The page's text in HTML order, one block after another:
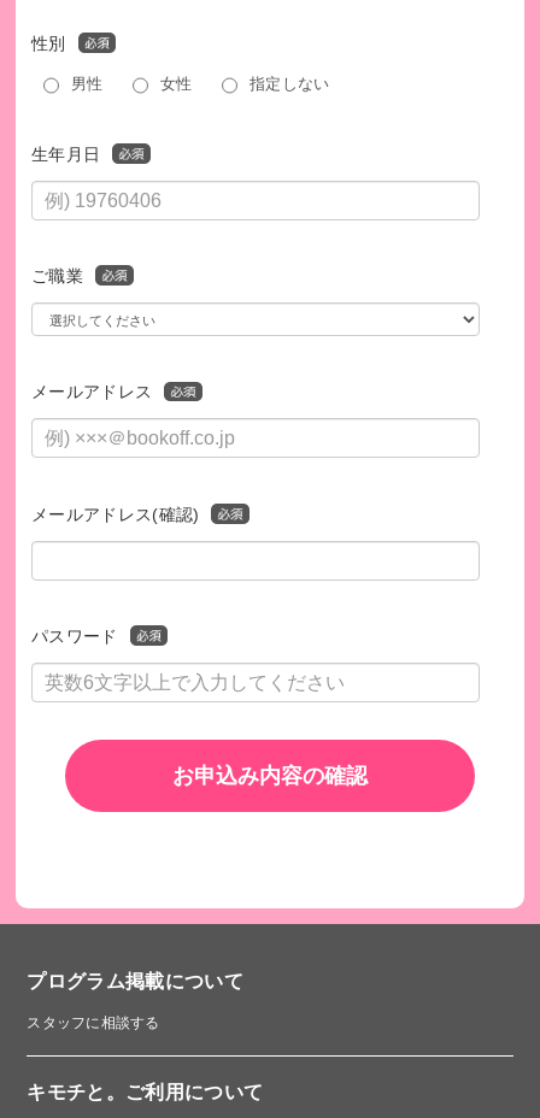
性別
男性 女性 指定しない
生年月日
ご職業
メールアドレス
メールアドレス(確認)
パスワード
お申込み内容の確認
プログラム掲載について
スタッフに相談する
キモチと。ご利用について